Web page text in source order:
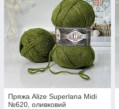
Пряжа Alize Superlana Midi
№620, оливковий